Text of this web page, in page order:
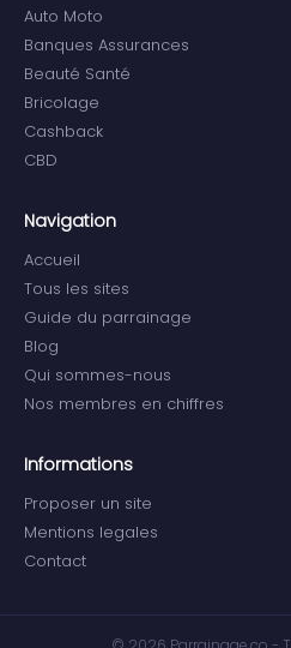
Auto Moto
Banques Assurances
Beauté Santé
Bricolage
Cashback
CBD
Navigation
Accueil
Tous les sites
Guide du parrainage
Blog
Qui sommes-nous
Nos membres en chiffres
Informations
Proposer un site
Mentions legales
Contact